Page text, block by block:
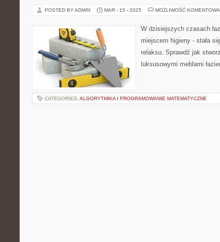
POSTED BY ADMIN MAR - 15 - 2025 MOŻLIWOŚĆ
W dzisiejszych czasach
miejscem higieny - stała
relaksu. Sprawdź jak
luksusowymi meblami
CATEGORIES: ALGORYTMIKA I PROGRAMOWANIE MATEMATYCZNE